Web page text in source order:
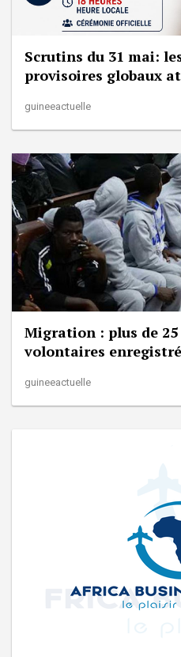
Scrutins du 31 mai:
provisoires globaux
guineeactuelle
Migration : plus de
volontaires
guineeactuelle